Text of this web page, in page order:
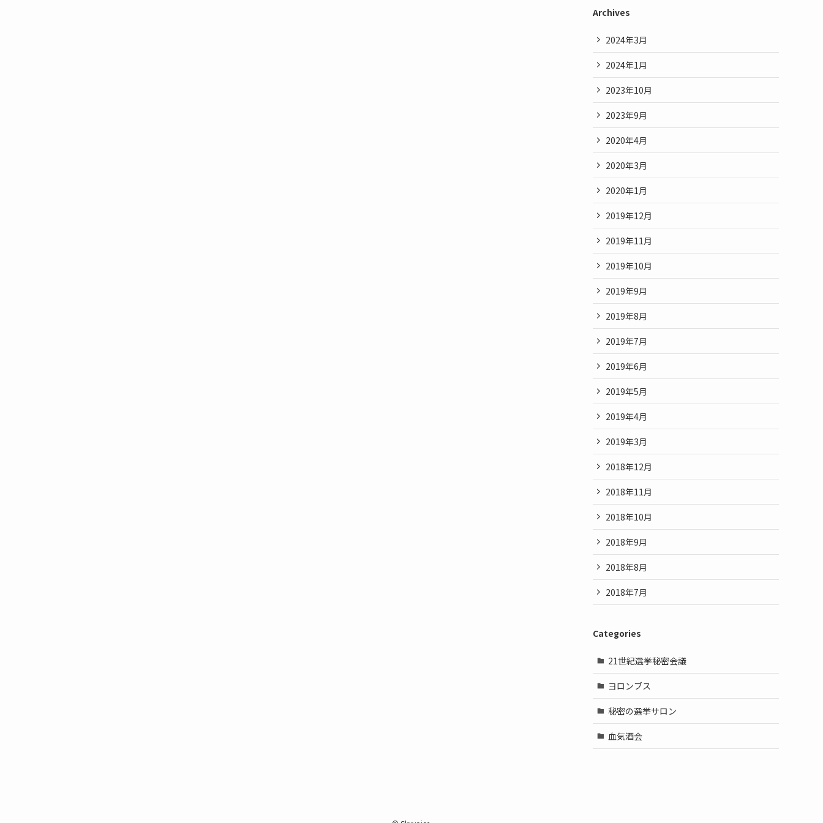
Archives
2024年3月
2024年1月
2023年10月
2023年9月
2020年4月
2020年3月
2020年1月
2019年12月
2019年11月
2019年10月
2019年9月
2019年8月
2019年7月
2019年6月
2019年5月
2019年4月
2019年3月
2018年12月
2018年11月
2018年10月
2018年9月
2018年8月
2018年7月
Categories
21世紀選挙秘密会議
ヨロンブス
秘密の選挙サロン
血気酒会